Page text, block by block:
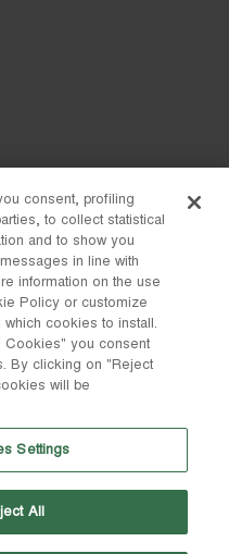
(TV) - Via Fante d'Italia
eingezahlt | Unternehmen
consent, profiling
to collect statistical
and to show you
in line with
information on the use
Policy or customize
cookies to install.
Cookies" you consent
By clicking on "Reject
will be
Settings
All